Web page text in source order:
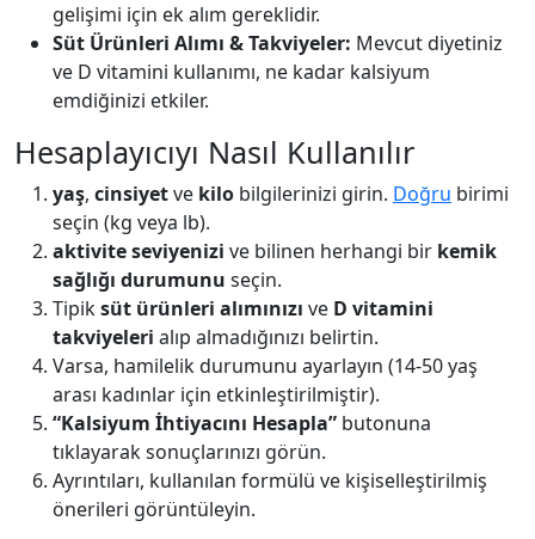
gelişimi için ek alım gereklidir.
Süt Ürünleri Alımı & Takviyeler: Mevcut diyetiniz
ve D vitamini kullanımı, ne kadar kalsiyum
emdiğinizi etkiler.
Hesaplayıcıyı Nasıl Kullanılır
yaş, cinsiyetve kilo bilgilerinizi girin. Doğru birimi
seçin (kg veya lb).
aktivite seviyenizi ve bilinen herhangi bir kemik
sağlığı durumunu seçin.
Tipiksüt ürünleri alımınızı ve D vitamini
takviyeleri alıp almadığınızı belirtin.
Varsa, hamilelik durumunu ayarlayın (14-50 yaş
arası kadınlar için etkinleştirilmiştir).
“Kalsiyum İhtiyacını Hesapla” butonuna
tıklayarak sonuçlarınızı görün.
Ayrıntıları, kullanılan formülü ve kişiselleştirilmiş
önerileri görüntüleyin.